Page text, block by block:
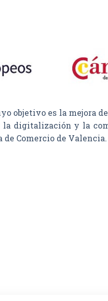
objetivo es la mejora
la digitalización y la
Comercio de Valencia.